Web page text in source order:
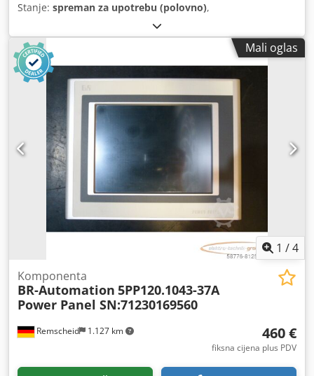
Stanje: spreman za upotrebu (polovno),
Mali oglas
1 /4
Remscheid 1.127 km
Komponenta
BR-Automation 5PP120.1043-37A
Power Panel SN:71230169560
460 €
fiksna cijena plus PDV